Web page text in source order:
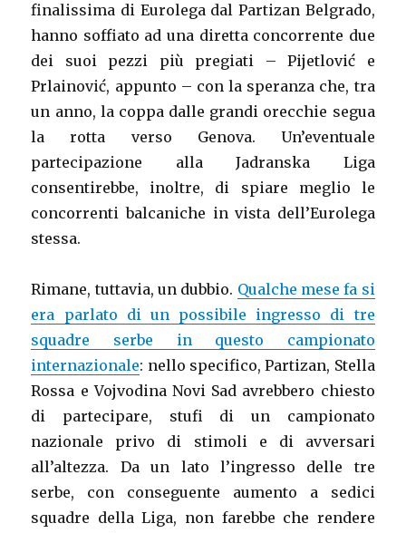
finalissima di Eurolega dal Partizan Belgrado,
hanno soffiato ad una diretta concorrente due
dei suoi pezzi più pregiati – Pijetlović e
Prlainović, appunto – con la speranza che, tra
un anno, la coppa dalle grandi orecchie segua
la rotta verso Genova. Un’eventuale
partecipazione alla Jadranska Liga
consentirebbe, inoltre, di spiare meglio le
concorrenti balcaniche in vista dell’Eurolega
stessa.
Rimane, tuttavia, un dubbio. Qualche mese fa si
era parlato di un possibile ingresso di tre
squadre serbe in questo campionato
internazionale: nello specifico, Partizan, Stella
Rossa e Vojvodina Novi Sad avrebbero chiesto
di partecipare, stufi di un campionato
nazionale privo di stimoli e di avversari
all’altezza. Da un lato l’ingresso delle tre
serbe, con conseguente aumento a sedici
squadre della Liga, non farebbe che rendere